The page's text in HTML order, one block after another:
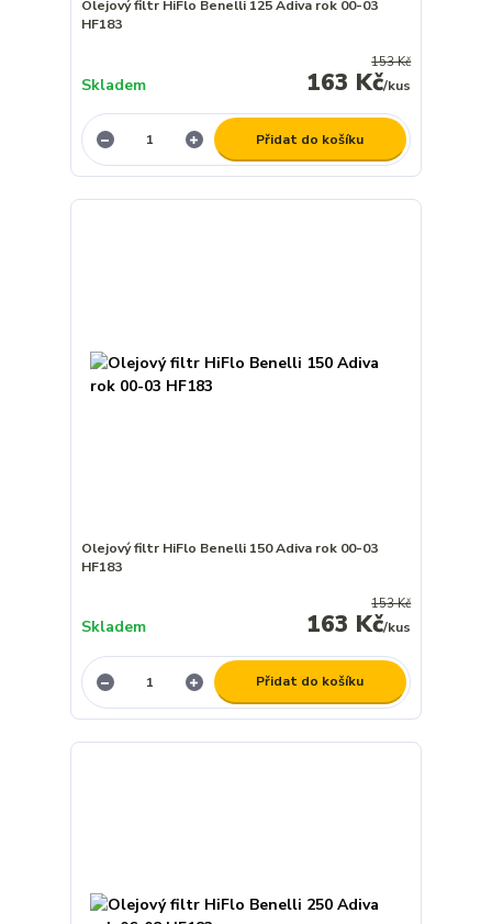
Olejový filtr HiFlo Benelli 125 Adiva rok 00-03
HF183
153 Kč
163 Kč/kus
Skladem
Přidat do košíku
Olejový filtr HiFlo Benelli 150 Adiva rok 00-03
HF183
153 Kč
163 Kč/kus
Skladem
Přidat do košíku